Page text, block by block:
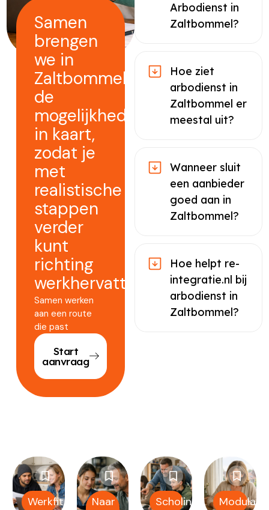
Samen
brengen
we in
Zaltbommel
de
mogelijkheden
in kaart,
zodat je
met
realistische
stappen
verder
kunt
richting
werkhervatting.
Samen werken
aan een route
die past
Start
aanvraag
Arbodienst in
Zaltbommel?
Hoe ziet
arbodienst in
Zaltbommel er
meestal uit?
Wanneer sluit
een aanbieder
goed aan in
Zaltbommel?
Hoe helpt re-
integratie.nl bij
arbodienst in
Zaltbommel?
Werkfit
Naar
Scholing Modulair